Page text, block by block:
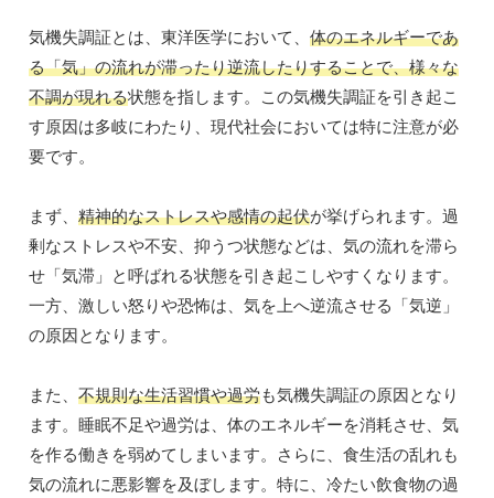
気機失調証とは、東洋医学において、 体のエネルギーであ
る「気」の流れが滞ったり逆流したりすることで、様々な
不調が現れる状態を指します。この気機失調証を引き起こ
す原因は多岐にわたり、現代社会においては特に注意が必
要です。
まず、 精神的なストレスや感情の起伏が挙げられます。過
剰なストレスや不安、抑うつ状態などは、気の流れを滞ら
せ「気滞」と呼ばれる状態を引き起こしやすくなります。
一方、激しい怒りや恐怖は、気を上へ逆流させる「気逆」
の原因となります。
また、 不規則な生活習慣や過労も気機失調証の原因となり
ます。睡眠不足や過労は、体のエネルギーを消耗させ、気
を作る働きを弱めてしまいます。さらに、食生活の乱れも
気の流れに悪影響を及ぼします。特に、冷たい飲食物の過